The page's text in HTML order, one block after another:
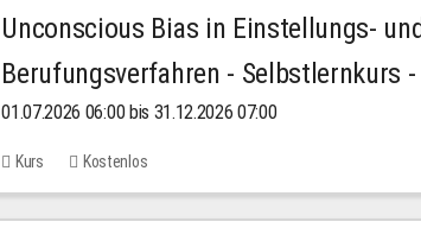
Unconscious Bias in Einstellungs-
Berufungsverfahren - Selbstlernkurs
2026
01.07.2026 06:00 bis 31.12.2026 07:00
Kurs Kostenlos